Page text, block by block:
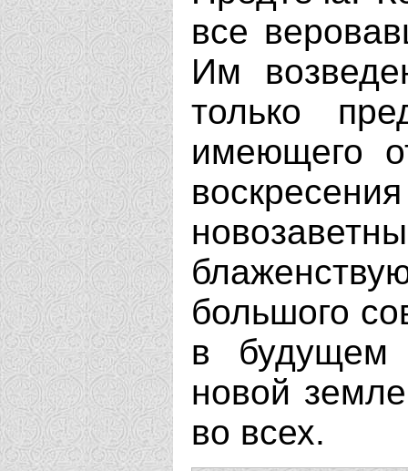
все
Им
только
имеющего
большого
в
новой
во всех.